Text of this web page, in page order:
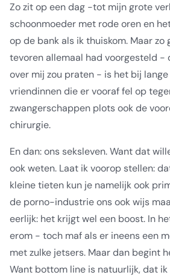
Zo zit op een dag -tot mijn grote
schoonmoeder met rode oren en
op de bank als ik thuiskom. Maar zo
tevoren allemaal had voorgesteld -
over mij zou praten - is het bij lange
vriendinnen die er vooraf fel op
zwangerschappen plots ook de
chirurgie.
En dan: ons seksleven. Want dat
ook weten. Laat ik voorop stellen:
kleine tieten kun je namelijk ook
de porno-industrie ons ook wijs
eerlijk: het krijgt wel een boost. In
erom - toch maf als er ineens een
met zulke jetsers. Maar dan begint
Want bottom line is natuurlijk, dat ik